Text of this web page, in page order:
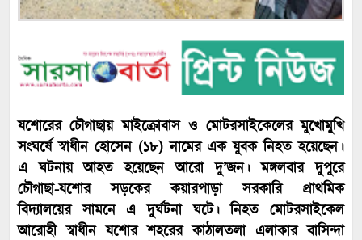
যশোরের চৌগাছায় মাইক্রোবাস ও মোটরসাইকেলের মুখোমুখি
সংঘর্ষে স্বাধীন হোসেন (১৮) নামের এক যুবক নিহত হয়েছেন।
এ ঘটনায় আহত হয়েছেন আরো দু’জন। মঙ্গলবার দুপুরে
চৌগাছা-যশোর সড়কের কয়ারপাড়া সরকারি প্রাথমিক
বিদ্যালয়ের সামনে এ দুর্ঘটনা ঘটে। নিহত মোটরসাইকেল
আরোহী স্বাধীন যশোর শহরের কাঠালতলা এলাকার বাসিন্দা